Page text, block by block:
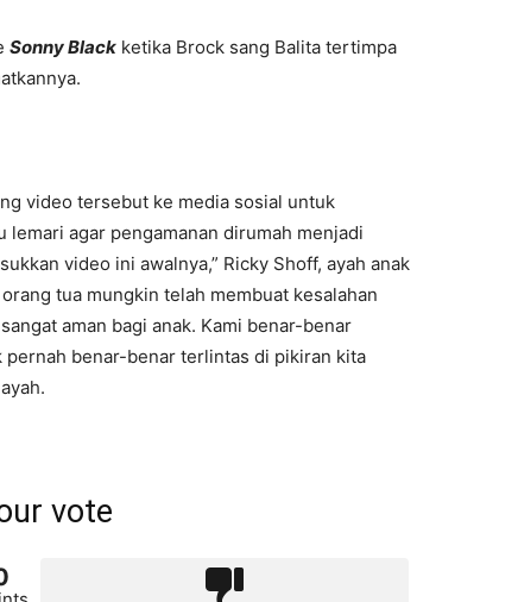
Sonny Black ketika Brock sang Balita tertimpa
video tersebut ke media sosial untuk
agar pengamanan dirumah menjadi
video ini awalnya,” Ricky Shoff, ayah anak
tua mungkin telah membuat kesalahan
aman bagi anak. Kami benar-benar
benar-benar terlintas di pikiran kita
vote